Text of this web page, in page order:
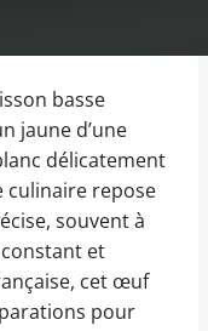
basse
jaune d’une
délicatement
culinaire repose
souvent à
et
cet œuf
pour